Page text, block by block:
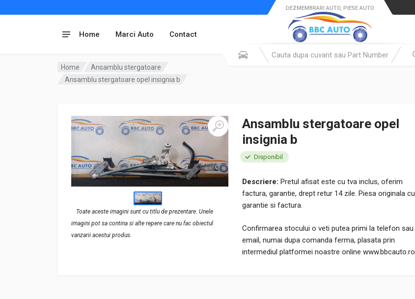
Home Marci Auto Contact
DEZMEMBRARI AUTO, PIESE AUTO
Home
Ansamblu stergatoare
Ansamblu stergatoare opel insignia b
Toate aceste imagini sunt cu titlu de prezentare. Unele
imagini pot sa contina si alte repere care nu fac obiectul
vanzarii acestui produs.
Ansamblu stergatoare opel
insignia b
Disponibil
Descriere: Pretul afisat este cu tva inclus, oferim
factura, garantie, drept retur 14 zile. Piesa originala cu
garantie si factura.
Confirmarea stocului o veti putea primi la telefon sau
email, numai dupa comanda ferma, plasata prin
intermediul platformei noastre online www.bbcauto.ro.